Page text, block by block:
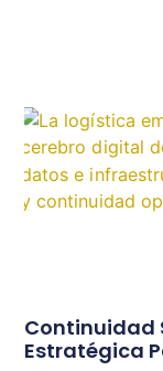
Continuidad
Estratégica